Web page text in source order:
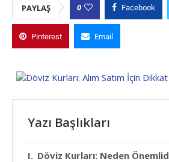
PAYLAŞ 0 Facebook
Pinterest Email
Yazı Başlıkları
Döviz Kurları: Neden